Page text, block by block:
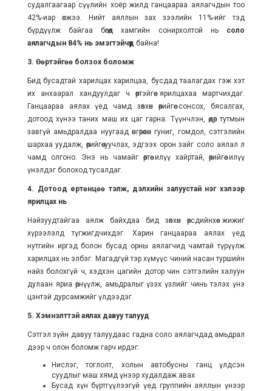
судалгаагаар сүүлийн хоёр жилд ганцаараа аялагчдын тоо
42%-иар өсжээ. Нийт аяллын зах зээлийн 11%-ийг тэд
бүрдүүлж байгаа бөгөөд хамгийн сонирхолтой нь соло
аялагчдын 84% нь эмэгтэйчүүд байна!
3. Өөртэйгөө болзох боломж
Бид бусадтай харилцах харилцаа, бусдад таалагдах гэж хэт
их анхаарал хандуулдаг ч өөртэйгөө ярилцахаа мартчихдаг.
Ганцаараа аялах үед чамд зөвхөн өөрийгөө сонсох, бясалгах,
дотоод хүнээ таних маш их цаг гарна. Түүнчлэн, өдөр тутмын
завгүй амьдралдаа нуугаад өнгөрөөсөн гуниг, гомдол, сэтгэлийн
шархаа уудалж, өөрийгөө уучлах, эдгээх орон зайг соло аялал л
чамд олгоно. Энэ нь чамайг өөртөө илүү хайртай, өөрийгөө илүү
үнэлдэг болоход тусалдаг.
4. Дотоод ертөнцөө тэлж, дэлхийн залуустай нэг хэлээр
ярилцах нь
Найзуудтайгаа аялж байхдаа бид зөвхөн өөрсдийнхөө жижиг
хүрээлэлд түгжигдчихдэг. Харин ганцаараа аялах үед
нутгийн иргэд болон бусад орны аялагчид чамтай түрүүлж
харилцах нь элбэг. Магадгүй тэр хүмүүс чиний насан туршийн
найз болохгүй ч, хэдхэн цагийн дотор чин сэтгэлийн халуун
дулаан яриа өрнүүлж, амьдралыг үзэх үзлийг чинь тэлэх үнэ
цэнтэй дурсамжийг үлдээдэг.
5. Хэмнэлттэй аялах давуу талууд
Сэтгэл зүйн давуу талуудаас гадна соло аялагчдад амьдрал
дээр ч олон боломж гарч ирдэг:
Нислэг, тоглолт, холын автобусны ганц үлдсэн
суудлыг маш хямд үнээр худалдаж авах
Бусад хүн бүртгүүлээгүй үед группийн аяллын үнээр